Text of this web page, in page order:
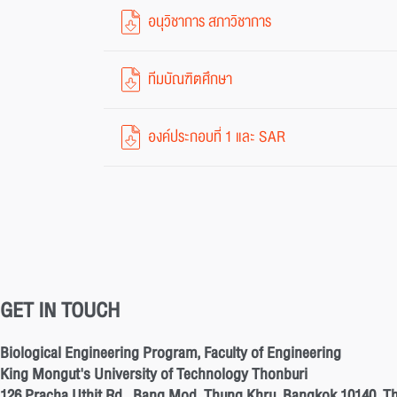
อนุวิชาการ สภาวิชาการ
ทีมบัณฑิตศึกษา
องค์ประกอบที่ 1 และ SAR
GET IN TOUCH
Biological Engineering Program, Faculty of Engineering
King Mongut's University of Technology Thonburi